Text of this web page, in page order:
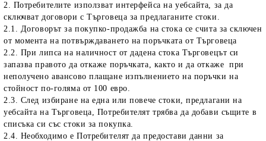
2. Потребителите използват интерфейса на уебсайта, за да
сключват договори с Търговеца за предлаганите стоки.
2.1. Договорът за покупко-продажба на стока се счита за сключен
от момента на потвърждаването на поръчката от Търговеца
2.2. При липса на наличност от дадена стока Търговецът си
запазва правото да откаже поръчката, както и да откаже при
неполучено авансово плащане изпълнението на поръчки на
стойност по-голяма от 100 евро.
2.3. След избиране на една или повече стоки, предлагани на
уебсайта на Търговеца, Потребителят трябва да добави същите в
списъка си със стоки за покупка.
2.4. Необходимо е Потребителят да предостави данни за